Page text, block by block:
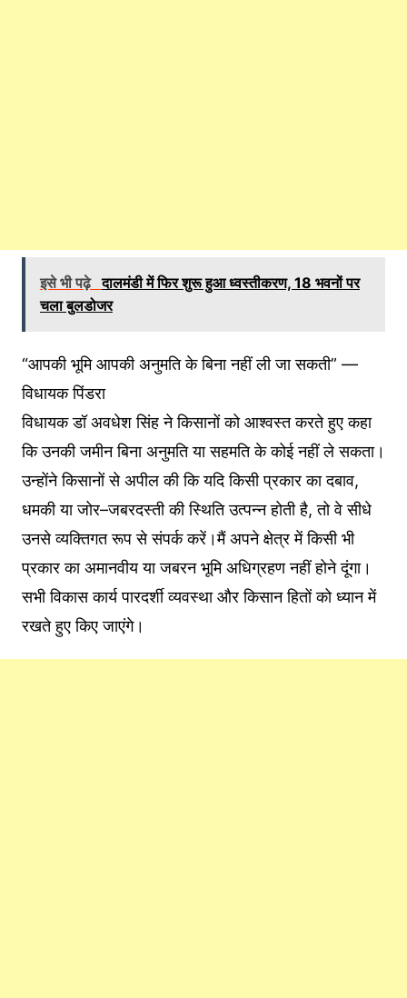
इसे भी पढ़े दालमंडी में फिर शुरू हुआ ध्वस्तीकरण, 18 भवनों पर
चला बुलडोजर
“आपकी भूमि आपकी अनुमति के बिना नहीं ली जा सकती” —
विधायक पिंडरा
विधायक डॉ अवधेश सिंह ने किसानों को आश्वस्त करते हुए कहा
कि उनकी जमीन बिना अनुमति या सहमति के कोई नहीं ले सकता।
उन्होंने किसानों से अपील की कि यदि किसी प्रकार का दबाव,
धमकी या जोर–जबरदस्ती की स्थिति उत्पन्न होती है, तो वे सीधे
उनसे व्यक्तिगत रूप से संपर्क करें।मैं अपने क्षेत्र में किसी भी
प्रकार का अमानवीय या जबरन भूमि अधिग्रहण नहीं होने दूंगा।
सभी विकास कार्य पारदर्शी व्यवस्था और किसान हितों को ध्यान में
रखते हुए किए जाएंगे।